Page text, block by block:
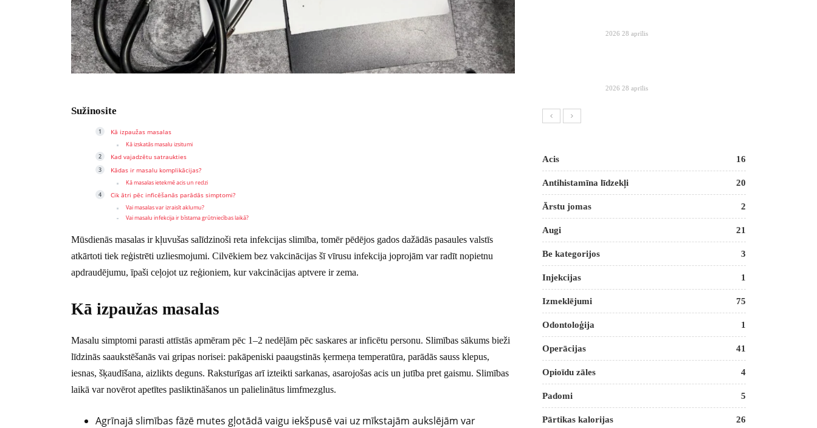
Sužinosite
Kā izpaužas masalas
Kā izskatās masalu izsitumi
Kad vajadzētu satraukties
Kādas ir masalu komplikācijas?
Kā masalas ietekmē acis un redzi
Cik ātri pēc inficēšanās parādās simptomi?
Vai masalas var izraisīt aklumu?
Vai masalu infekcija ir bīstama grūtniecības laikā?
Mūsdienās masalas ir kļuvušas salīdzinoši reta infekcijas slimība, tomēr pēdējos gados dažādās pasaules valstīs
atkārtoti tiek reģistrēti uzliesmojumi. Cilvēkiem bez vakcinācijas šī vīrusu infekcija joprojām var radīt nopietnu
apdraudējumu, īpaši ceļojot uz reģioniem, kur vakcinācijas aptvere ir zema.
Kā izpaužas masalas
Masalu simptomi parasti attīstās apmēram pēc 1–2 nedēļām pēc saskares ar inficētu personu. Slimības sākums bieži
līdzinās saaukstēšanās vai gripas norisei: pakāpeniski paaugstinās ķermeņa temperatūra, parādās sauss klepus,
iesnas, šķaudīšana, aizlikts deguns. Raksturīgas arī izteikti sarkanas, asarojošas acis un jutība pret gaismu. Slimības
laikā var novērot apetītes pasliktināšanos un palielinātus limfmezglus.
Agrīnajā slimības fāzē mutes gļotādā vaigu iekšpusē vai uz mīkstajām aukslējām var
2026 28 aprīlis
2026 28 aprīlis
Acis 16
Antihistamīna līdzekļi 20
Ārstu jomas 2
Augi 21
Be kategorijos 3
Injekcijas 1
Izmeklējumi 75
Odontoloģija 1
Operācijas 41
Opioīdu zāles 4
Padomi 5
Pārtikas kalorijas 26